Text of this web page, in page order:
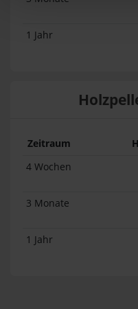
1 Jahr
Zeitraum
4 Wochen
3 Monate
1 Jahr